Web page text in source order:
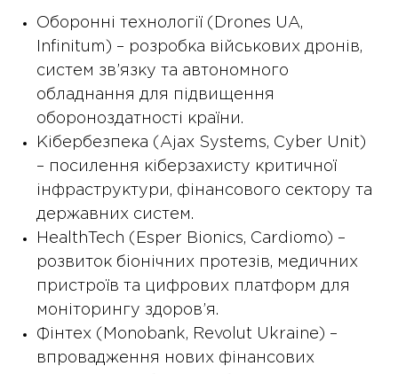
Оборонні технології (Drones UA,
Infinitum) – розробка військових дронів,
систем зв’язку та автономного
обладнання для підвищення
обороноздатності країни.
Кібербезпека (Ajax Systems, Cyber Unit)
– посилення кіберзахисту критичної
інфраструктури, фінансового сектору та
державних систем.
HealthTech (Esper Bionics, Cardiomo) –
розвиток біонічних протезів, медичних
пристроїв та цифрових платформ для
моніторингу здоров’я.
Фінтех (Monobank, Revolut Ukraine) –
впровадження нових фінансових